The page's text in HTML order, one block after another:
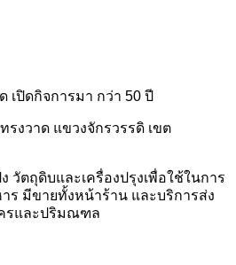
ปิดกิจการมา กว่า 50 ปี
งวาด แขวงจักรวรรดิ เขต
วัตถุดิบและเครื่องปรุงเพื่อใช้ในการ
ร มีขายทั้งหน้าร้าน และบริการส่ง
รและปริมณฑล